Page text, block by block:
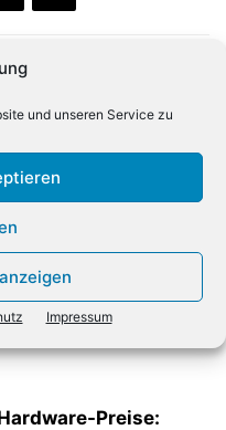
und unseren Service zu
Impressum
Netskope ernennt Mathias
Cloud-Markt an
Preise: